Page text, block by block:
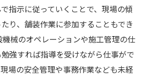
指示に従っていくことで、現場の傾
り、舗装作業に参加することもでき
機械のオペレーションや施工管理の仕
強すれば指導を受けながら仕事がで
場の安全管理や事務作業なども未経